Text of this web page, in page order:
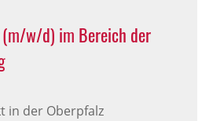
w/d) im Bereich der
in der Oberpfalz